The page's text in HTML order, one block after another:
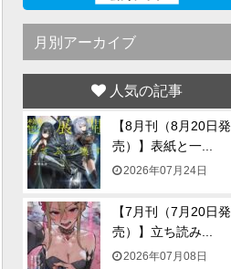
人気の記事
【8月刊（8月20日発
売）】表紙と一...
2026年07月24日
【7月刊（7月20日発
売）】立ち読み...
2026年07月08日